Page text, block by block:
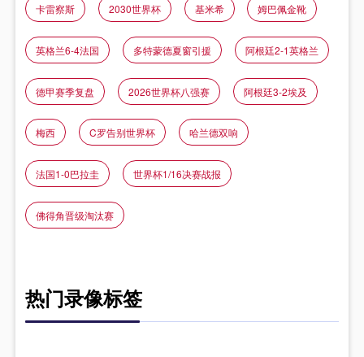
卡雷察斯 2030世界杯 基米希 姆巴佩金靴
英格兰6-4法国 多特蒙德夏窗引援 阿根廷2-1英格兰
德甲赛季复盘 2026世界杯八强赛 阿根廷3-2埃及
梅西 C罗告别世界杯 哈兰德双响
法国1-0巴拉圭 世界杯1/16决赛战报
佛得角晋级淘汰赛
热门录像标签